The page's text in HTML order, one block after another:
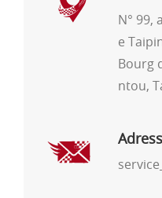
N° 99,
e
Bourg
ntou,